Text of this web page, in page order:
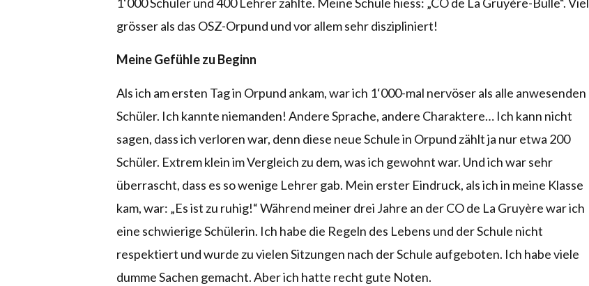
1‘000 Schüler und 400 Lehrer zählte. Meine Schule hiess: „CO de La Gruyère-Bulle“. Viel
grösser als das OSZ-Orpund und vor allem sehr diszipliniert!
Meine Gefühle zu Beginn
Als ich am ersten Tag in Orpund ankam, war ich 1‘000-mal nervöser als alle anwesenden
Schüler. Ich kannte niemanden! Andere Sprache, andere Charaktere… Ich kann nicht
sagen, dass ich verloren war, denn diese neue Schule in Orpund zählt ja nur etwa 200
Schüler. Extrem klein im Vergleich zu dem, was ich gewohnt war. Und ich war sehr
überrascht, dass es so wenige Lehrer gab. Mein erster Eindruck, als ich in meine Klasse
kam, war: „Es ist zu ruhig!“ Während meiner drei Jahre an der CO de La Gruyère war ich
eine schwierige Schülerin. Ich habe die Regeln des Lebens und der Schule nicht
respektiert und wurde zu vielen Sitzungen nach der Schule aufgeboten. Ich habe viele
dumme Sachen gemacht. Aber ich hatte recht gute Noten.